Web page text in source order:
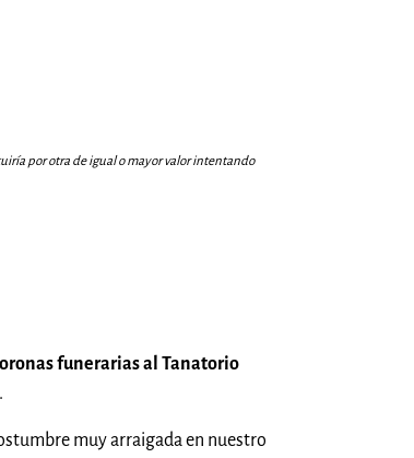
por otra de igual o mayor valor intentando
funerarias al Tanatorio
.
muy arraigada en nuestro